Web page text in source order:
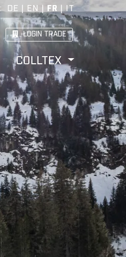
: DE EN FR IT
LOGIN TRADE
COLLTEX